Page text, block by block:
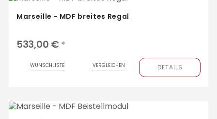
Marseille - MDF breites Regal
533,00 € *
WUNSCHLISTE VERGLEICHEN DETAILS